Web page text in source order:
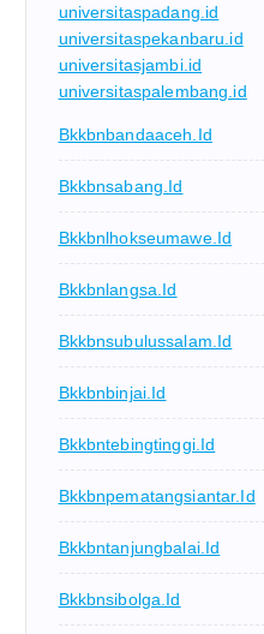
universitaspadang.id
universitaspekanbaru.id
universitasjambi.id
universitaspalembang.id
Bkkbnbandaaceh.id
Bkkbnsabang.id
Bkkbnlhokseumawe.id
Bkkbnlangsa.id
Bkkbnsubulussalam.id
Bkkbnbinjai.id
Bkkbntebingtinggi.id
Bkkbnpematangsiantar.id
Bkkbntanjungbalai.id
Bkkbnsibolga.id